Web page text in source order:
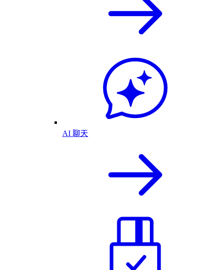
AI 聊天